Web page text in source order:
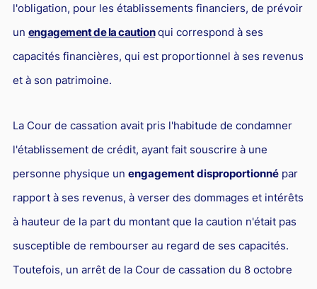
l'obligation, pour les établissements financiers, de prévoir
un engagement de la cautionqui correspond à ses
capacités financières, qui est proportionnel à ses revenus
et à son patrimoine.
La Cour de cassation avait pris l'habitude de condamner
l'établissement de crédit, ayant fait souscrire à une
personne physique un engagement disproportionnépar
rapport à ses revenus, à verser des dommages et intérêts
à hauteur de la part du montant que la caution n'était pas
susceptible de rembourser au regard de ses capacités.
Toutefois, un arrêt de la Cour de cassation du 8 octobre